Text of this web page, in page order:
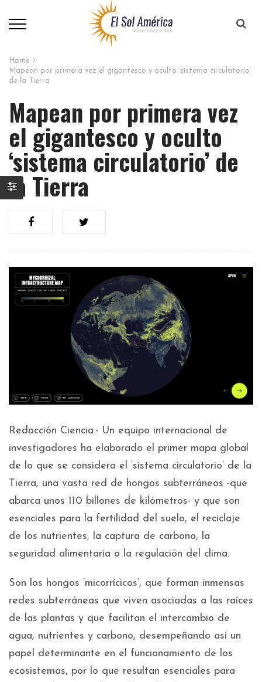
Home
Mapean por primera vez el gigantesco y oculto ‘sistema circulatorio’
de la Tierra
Mapean por primera vez
el gigantesco y oculto
‘sistema circulatorio’ de
la Tierra
Redacción Ciencia.- Un equipo internacional de
investigadores ha elaborado el primer mapa global
de lo que se considera el ‘sistema circulatorio’ de la
Tierra, una vasta red de hongos subterráneos -que
abarca unos 110 billones de kilómetros- y que son
esenciales para la fertilidad del suelo, el reciclaje
de los nutrientes, la captura de carbono, la
seguridad alimentaria o la regulación del clima.
Son los hongos ‘micorrícicos’, que forman inmensas
redes subterráneas que viven asociadas a las raíces
de las plantas y que facilitan el intercambio de
agua, nutrientes y carbono, desempeñando así un
papel determinante en el funcionamiento de los
ecosistemas, por lo que resultan esenciales para